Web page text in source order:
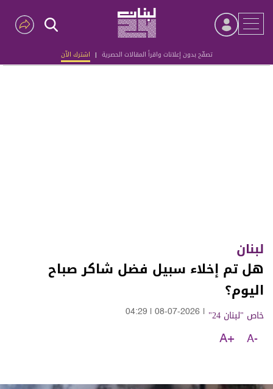
تصفّح بدون إعلانات واقرأ المقالات الحصرية | اشترك الآن
Advertisement
لبنان
هل تم إخلاء سبيل فضل شاكر صباح
اليوم؟
خاص "لبنان 24" 08-07-2026
04:29
A-
A+